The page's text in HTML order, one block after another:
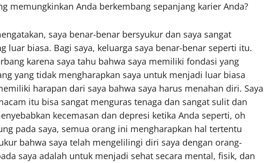
memungkinkan Anda berkembang sepanjang karier Anda?
saya benar-benar bersyukur dan saya sangat
luar biasa. Bagi saya, keluarga saya benar-benar seperti itu.
karena saya tahu bahwa saya memiliki fondasi yang
yang tidak mengharapkan saya untuk menjadi luar biasa
harapan dari saya bahwa saya harus menahan diri. Saya
itu bisa sangat menguras tenaga dan sangat sulit dan
kecemasan dan depresi ketika Anda seperti, oh
pada saya, semua orang ini mengharapkan hal tertentu
bahwa saya telah mengelilingi diri saya dengan orang-
saya adalah untuk menjadi sehat secara mental, fisik, dan